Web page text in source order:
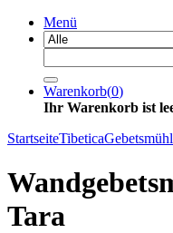
Menü
Warenkorb(0)
Ihr Warenkorb ist
StartseiteTibetica
Tara